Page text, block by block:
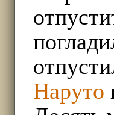
Наруто